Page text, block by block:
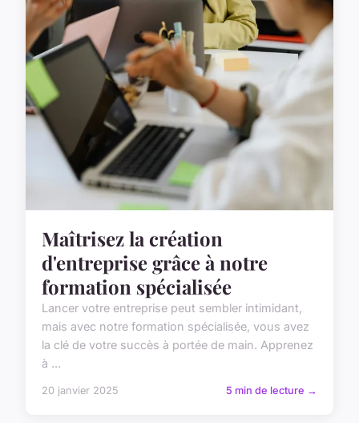
Maîtrisez la création
d'entreprise grâce à notre
formation spécialisée
Lancer votre entreprise peut sembler intimidant,
mais avec notre formation spécialisée, vous avez
la clé de votre succès à portée de main. Apprenez
à ...
20 janvier 2025 5 min de lecture →